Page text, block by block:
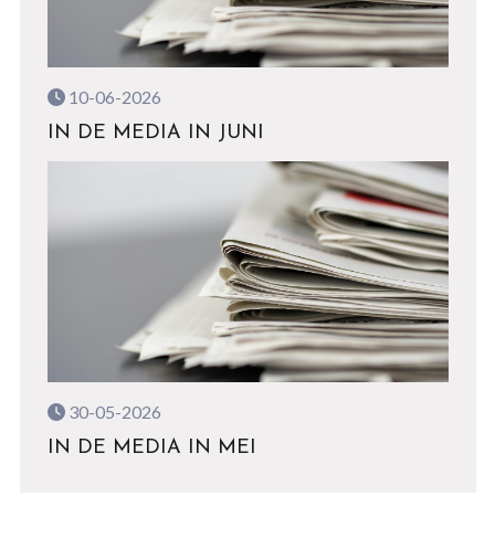
10-06-2026
IN DE MEDIA IN JUNI
30-05-2026
IN DE MEDIA IN MEI